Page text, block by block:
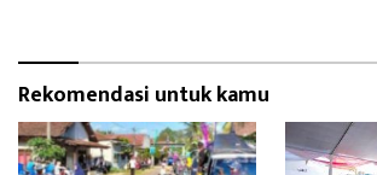
Rekomendasi untuk kamu